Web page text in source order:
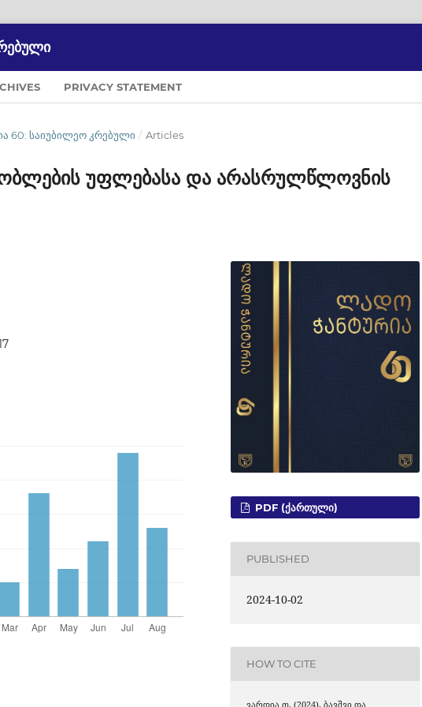
PRIVACY STATEMENT
60: ᲡᲐᲘᲣᲑᲘᲚᲔᲝ ᲙᲠᲔᲑᲣᲚᲘ / Articles
უფლებასა და არასრულწლოვნის
PDF (ᲥᲐᲠᲗᲣᲚᲘ)
PUBLISHED
2024-10-02
HOW TO CITE
ვარდია თ. (2024). ბავშვი და